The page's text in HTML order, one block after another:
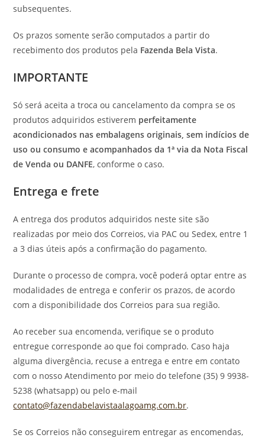
subsequentes.
Os prazos somente serão computados a partir do
recebimento dos produtos pela Fazenda Bela Vista.
IMPORTANTE
Só será aceita a troca ou cancelamento da compra se os
produtos adquiridos estiverem perfeitamente
acondicionados nas embalagens originais, sem indícios de
uso ou consumo e acompanhados da 1ª via da Nota Fiscal
de Venda ou DANFE, conforme o caso.
Entrega e frete
A entrega dos produtos adquiridos neste site são
realizadas por meio dos Correios, via PAC ou Sedex, entre 1
a 3 dias úteis após a confirmação do pagamento.
Durante o processo de compra, você poderá optar entre as
modalidades de entrega e conferir os prazos, de acordo
com a disponibilidade dos Correios para sua região.
Ao receber sua encomenda, verifique se o produto
entregue corresponde ao que foi comprado. Caso haja
alguma divergência, recuse a entrega e entre em contato
com o nosso Atendimento por meio do telefone (35) 9 9938-
5238 (whatsapp) ou pelo e-mail
contato@fazendabelavistaalagoamg.com.br.
Se os Correios não conseguirem entregar as encomendas,